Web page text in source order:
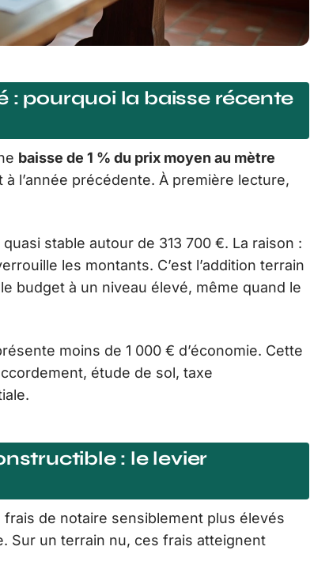
: pourquoi la baisse récente
baisse de 1 % du prix moyen au mètre
à l’année précédente. À première lecture,
stable autour de 313 700 €. La raison :
les montants. C’est l’addition terrain
budget à un niveau élevé, même quand le
moins de 1 000 € d’économie. Cette
étude de sol, taxe
: le levier
frais de notaire sensiblement plus élevés
Sur un terrain nu, ces frais atteignent